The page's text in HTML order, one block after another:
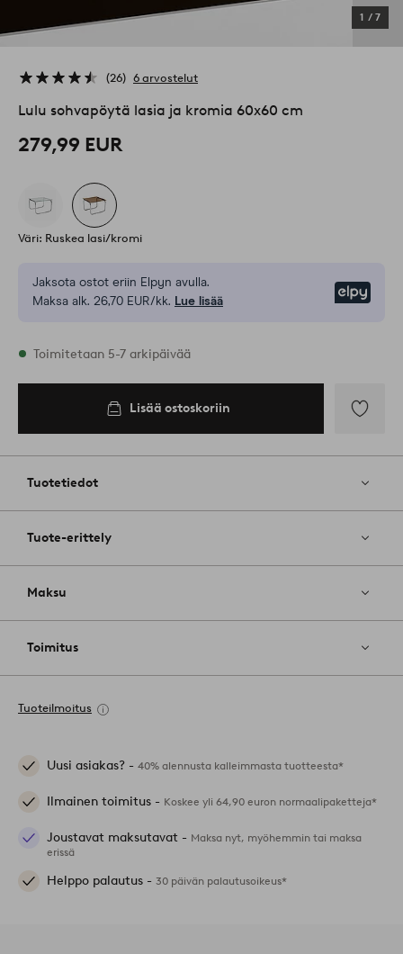
1 / 7
26 6 arvostelut
Lulu sohvapöytä lasia ja kromia 60x60 cm
279,99 EUR
Väri: Ruskea lasi/kromi
Jaksota ostot eriin Elpyn avulla.
Maksa alk. 26,70 EUR/kk. Lue lisää
Varastossa
Toimitetaan 5-7 arkipäivää
Lisää ostoskoriin
Tuotetiedot
Tuote-erittely
Maksu
Toimitus
Tuoteilmoitus
Uusi asiakas? - 40% alennusta kalleimmasta tuotteesta*
Ilmainen toimitus - Koskee yli 64,90 euron normaalipaketteja*
Joustavat maksutavat - Maksa nyt, myöhemmin tai maksa
erissä
Helppo palautus - 30 päivän palautusoikeus*